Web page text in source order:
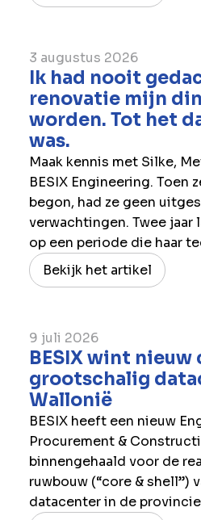
3 augustus 2026
Ik had nooit
renovatie mijn
worden. Tot het
was.
Maak kennis met Silke,
BESIX Engineering. Toen
begon, had ze geen
verwachtingen. Twee jaar
op een periode die haar
Bekijk het artikel
9 juli 2026
BESIX wint
grootschalig
Wallonië
BESIX heeft een nieuw
Procurement &
binnengehaald voor de
ruwbouw (“core & shell”)
datacenter in de